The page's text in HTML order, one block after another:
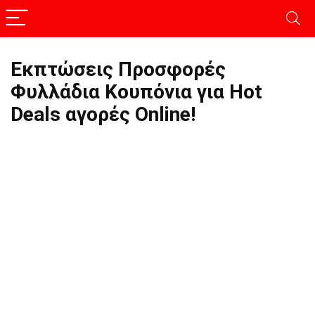
Εκπτώσεις Προσφορές
Φυλλάδια Κουπόνια για Hot
Deals αγορές Online!